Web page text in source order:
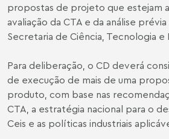
propostas de projeto que estejam
avaliação da CTA e da análise
Secretaria de Ciência, Tecnologia e
Para deliberação, o CD deverá
de execução de mais de uma
produto, com base nas
CTA, a estratégia nacional para o
Ceis e as políticas industriais